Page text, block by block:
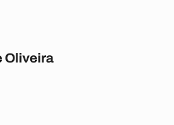
Oliveira